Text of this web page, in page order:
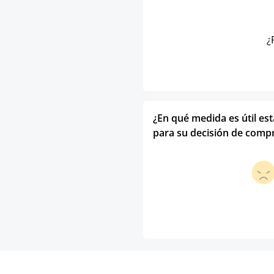
¿En qué medida es útil
para su decisión de